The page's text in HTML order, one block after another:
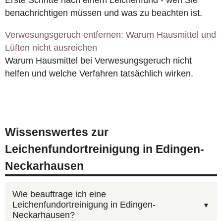
benachrichtigen müssen und was zu beachten ist.
Verwesungsgeruch entfernen: Warum Hausmittel und
Lüften nicht ausreichen
Warum Hausmittel bei Verwesungsgeruch nicht
helfen und welche Verfahren tatsächlich wirken.
Wissenswertes zur
Leichenfundortreinigung in Edingen-
Neckarhausen
Wie beauftrage ich eine
Leichenfundortreinigung in Edingen-
Neckarhausen?